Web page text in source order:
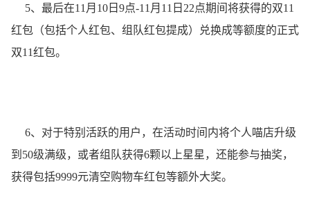
5、最后在11月10日9点-11月11日22点期间将获得的双11
红包（包括个人红包、组队红包提成）兑换成等额度的正式
双11红包。
6、对于特别活跃的用户，在活动时间内将个人喵店升级
到50级满级，或者组队获得6颗以上星星，还能参与抽奖，
获得包括9999元清空购物车红包等额外大奖。